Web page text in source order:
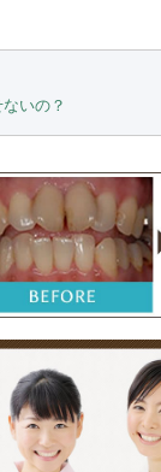
いの？